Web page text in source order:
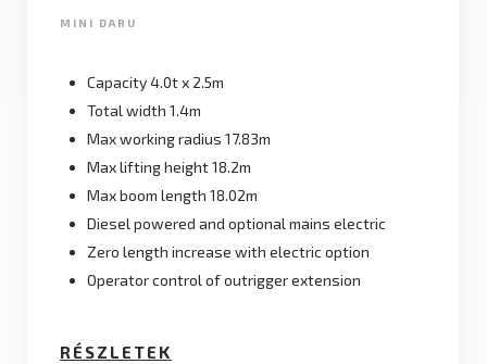
MINI DARU
Capacity 4.0t x 2.5m
Total width 1.4m
Max working radius 17.83m
Max lifting height 18.2m
Max boom length 18.02m
Diesel powered and optional mains electric
Zero length increase with electric option
Operator control of outrigger extension
RÉSZLETEK